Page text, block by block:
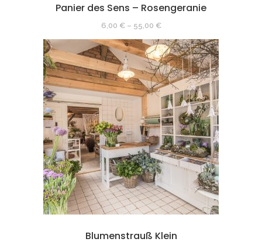
Panier des Sens – Rosengeranie
6,00 €– 55,00 €
Blumenstrauß Klein